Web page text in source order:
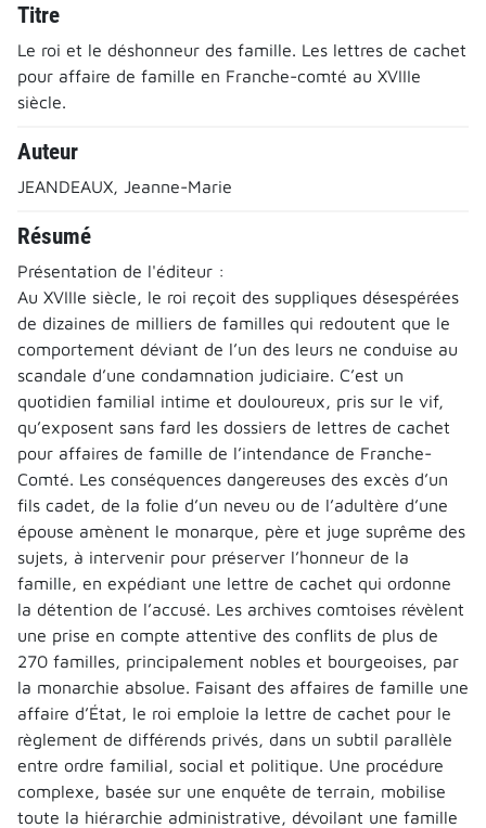
Titre
Le roi et le déshonneur des famille. Les lettres de cachet
pour affaire de famille en Franche-comté au XVIIIe
siècle.
Auteur
JEANDEAUX, Jeanne-Marie
Résumé
Présentation de l'éditeur :
Au XVIIIe siècle, le roi reçoit des suppliques désespérées
de dizaines de milliers de familles qui redoutent que le
comportement déviant de l’un des leurs ne conduise au
scandale d’une condamnation judiciaire. C’est un
quotidien familial intime et douloureux, pris sur le vif,
qu’exposent sans fard les dossiers de lettres de cachet
pour affaires de famille de l’intendance de Franche-
Comté. Les conséquences dangereuses des excès d’un
fils cadet, de la folie d’un neveu ou de l’adultère d’une
épouse amènent le monarque, père et juge suprême des
sujets, à intervenir pour préserver l’honneur de la
famille, en expédiant une lettre de cachet qui ordonne
la détention de l’accusé. Les archives comtoises révèlent
une prise en compte attentive des conflits de plus de
270 familles, principalement nobles et bourgeoises, par
la monarchie absolue. Faisant des affaires de famille une
affaire d’État, le roi emploie la lettre de cachet pour le
règlement de différends privés, dans un subtil parallèle
entre ordre familial, social et politique. Une procédure
complexe, basée sur une enquête de terrain, mobilise
toute la hiérarchie administrative, dévoilant une famille